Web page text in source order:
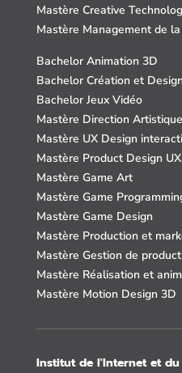
Mastère Creative
Mastère Management de
Bachelor Animation 3D
Bachelor Création et Design
Bachelor Jeux Vidéo
Mastère Direction Artistique
Mastère UX Design
Mastère Product Design
Mastère Game Art
Mastère Game
Mastère Game Design
Mastère Production et
Mastère Gestion de
Mastère Réalisation et
Mastère Motion Design 3D
Institut de l'Internet et